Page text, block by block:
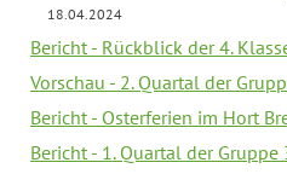
18.04.2024
Bericht - Rückblick der 4.
Vorschau - 2. Quartal der
Bericht - Osterferien im Hort
Bericht - 1. Quartal der Gruppe